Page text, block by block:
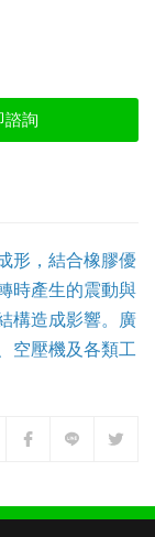
諮詢
形，結合橡膠優
時產生的震動與
構造成影響。廣
空壓機及各類工